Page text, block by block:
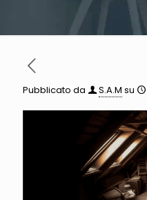
Pubblicato da S.A.M su